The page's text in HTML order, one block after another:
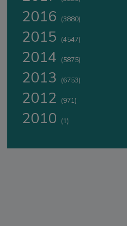
2016 (3880)
2015 (4547)
2014 (5875)
2013 (6753)
2012 (971)
2010 (1)